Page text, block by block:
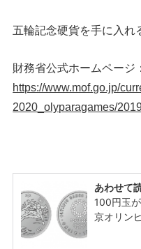
五輪記念硬貨を手に入れ
財務省公式ホームページ：
https://www.mof.go.jp/
2020_olyparagames/